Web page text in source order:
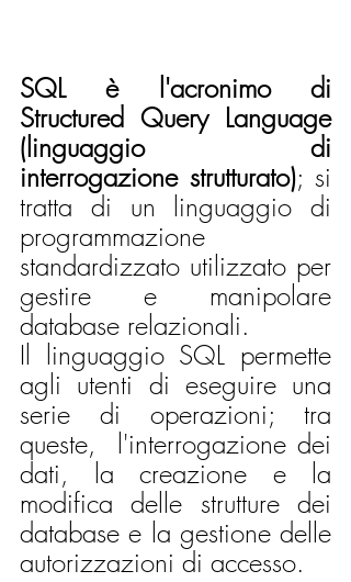
SQL è l'acronimo di
Structured Query Language
(linguaggio di
interrogazione strutturato); si
tratta di un linguaggio di
programmazione
standardizzato utilizzato per
gestire e manipolare
database relazionali.
Il linguaggio SQL permette
agli utenti di eseguire una
serie di operazioni; tra
queste,  l'interrogazione dei
dati, la creazione e la
modifica delle strutture dei
database e la gestione delle
autorizzazioni di accesso.